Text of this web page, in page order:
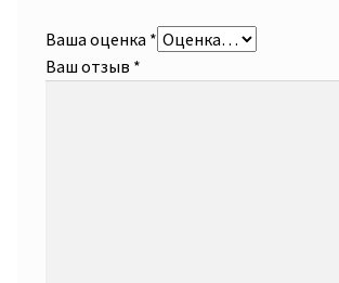
Ваша оценка *
Ваш отзыв *